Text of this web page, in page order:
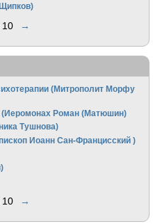
10 →
(Митрополит Морфу
(Иеромонах Роман (Матюшин)
Тушнова)
Иоанн Сан-Францисский )
10 →